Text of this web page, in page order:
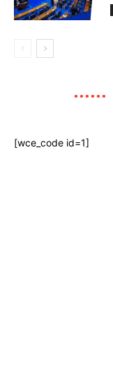
[wce_code id=1]